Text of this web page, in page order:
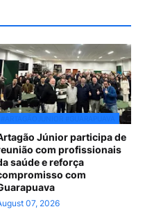
Júnior participa de
com profissionais
saúde e reforça
com
07, 2026